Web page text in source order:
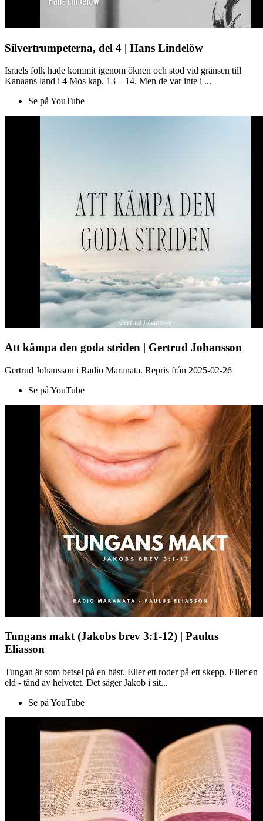
Silvertrumpeterna, del 4 | Hans Lindelöw
Israels folk hade kommit igenom öknen och stod vid gränsen till
Kanaans land i 4 Mos kap. 13 – 14. Men de var inte i ...
Se på YouTube
Att kämpa den goda striden | Gertrud Johansson
Gertrud Johansson i Radio Maranata. Repris från 2025-02-26
Se på YouTube
Tungans makt (Jakobs brev 3:1-12) | Paulus
Eliasson
Tungan är som betsel på en häst. Eller ett roder på ett skepp. Eller en
eld - tänd av helvetet. Det säger Jakob i sit...
Se på YouTube